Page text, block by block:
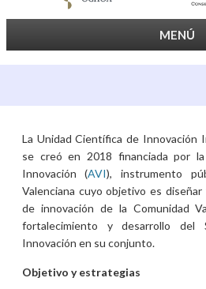
MENÚ
La Unidad Científica de Innovación
se creó en 2018 financiada por
Innovación (AVI), instrumento
Valenciana cuyo objetivo es
de innovación de la Comunidad
fortalecimiento y desarrollo del
Innovación en su conjunto.
Objetivo y estrategias